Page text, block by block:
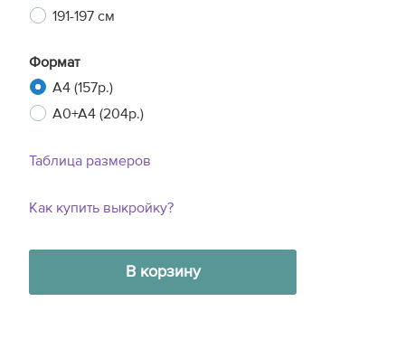
191-197 см
Формат
A4 (157р.)
A0+A4 (204р.)
Таблица размеров
Как купить выкройку?
В корзину